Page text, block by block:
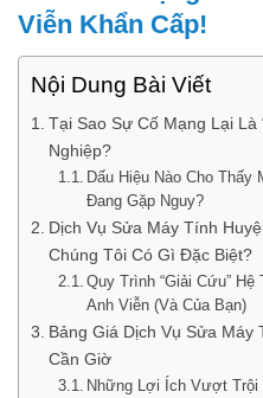
Viễn Khẩn Cấp!
Nội Dung Bài Viết
Tại Sao Sự Cố Mạng Lại Là
Nghiệp?
Dấu Hiệu Nào Cho Thấy
Đang Gặp Nguy?
Dịch Vụ Sửa Máy Tính
Chúng Tôi Có Gì Đặc Biệt?
Quy Trình “Giải Cứu” Hệ
Anh Viễn (Và Của Bạn)
Bảng Giá Dịch Vụ Sửa Máy
Cần Giờ
Những Lợi Ích Vượt Trội